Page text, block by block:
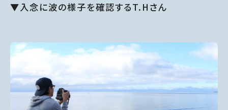
▼入念に波の様子を確認するT.Hさん